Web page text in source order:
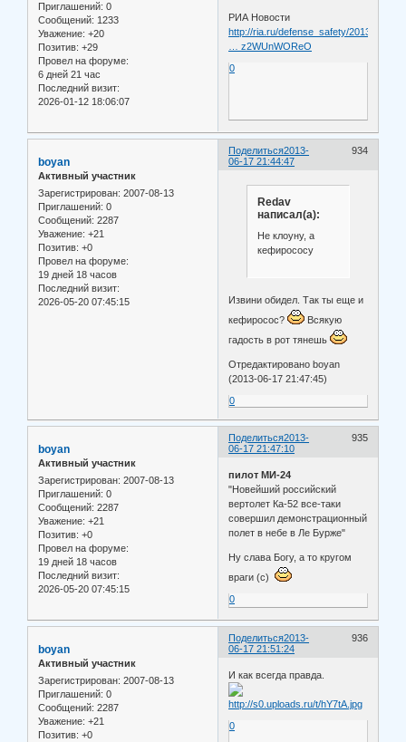
Приглашений: 0
Сообщений: 1233
Уважение: +20
Позитив: +29
Провел на форуме:
6 дней 21 час
Последний визит:
2026-01-12 18:06:07
РИА Новости
http://ria.ru/defense_safety/20130617/9
… z2WUnWOReO
0
Поделиться 934
2013-
06-17 21:44:47
boyan
Активный участник
Зарегистрирован: 2007-08-13
Приглашений: 0
Сообщений: 2287
Уважение: +21
Позитив: +0
Провел на форуме:
19 дней 18 часов
Последний визит:
2026-05-20 07:45:15
Redav
написал(а):
Не клоуну, а
кефирососу
Извини обидел. Так ты еще и
кефиросос?
Всякую
гадость в рот тянешь
Отредактировано boyan
(2013-06-17 21:47:45)
0
Поделиться 935
2013-
06-17 21:47:10
boyan
Активный участник
Зарегистрирован: 2007-08-13
Приглашений: 0
Сообщений: 2287
Уважение: +21
Позитив: +0
Провел на форуме:
19 дней 18 часов
Последний визит:
2026-05-20 07:45:15
пилот МИ-24
"Новейший российский
вертолет Ка-52 все-таки
совершил демонстрационный
полет в небе в Ле Бурже"
Ну слава Богу, а то кругом
враги (с)
0
Поделиться 936
2013-
06-17 21:51:24
boyan
Активный участник
Зарегистрирован: 2007-08-13
Приглашений: 0
Сообщений: 2287
Уважение: +21
Позитив: +0
И как всегда правда.
0